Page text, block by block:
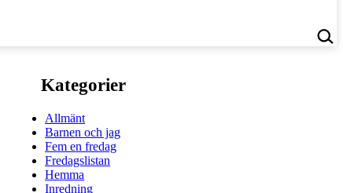
Kategorier
Allmänt
Barnen och jag
Fem en fredag
Fredagslistan
Hemma
Inredning